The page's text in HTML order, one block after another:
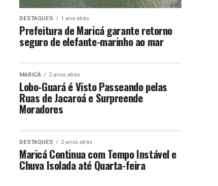
DESTAQUES 1 ano atrás
Prefeitura de Maricá garante retorno
seguro de elefante-marinho ao mar
MARICÁ 2 anos atrás
Lobo-Guará é Visto Passeando pelas
Ruas de Jacaroá e Surpreende
Moradores
DESTAQUES 2 anos atrás
Maricá Continua com Tempo Instável e
Chuva Isolada até Quarta-feira